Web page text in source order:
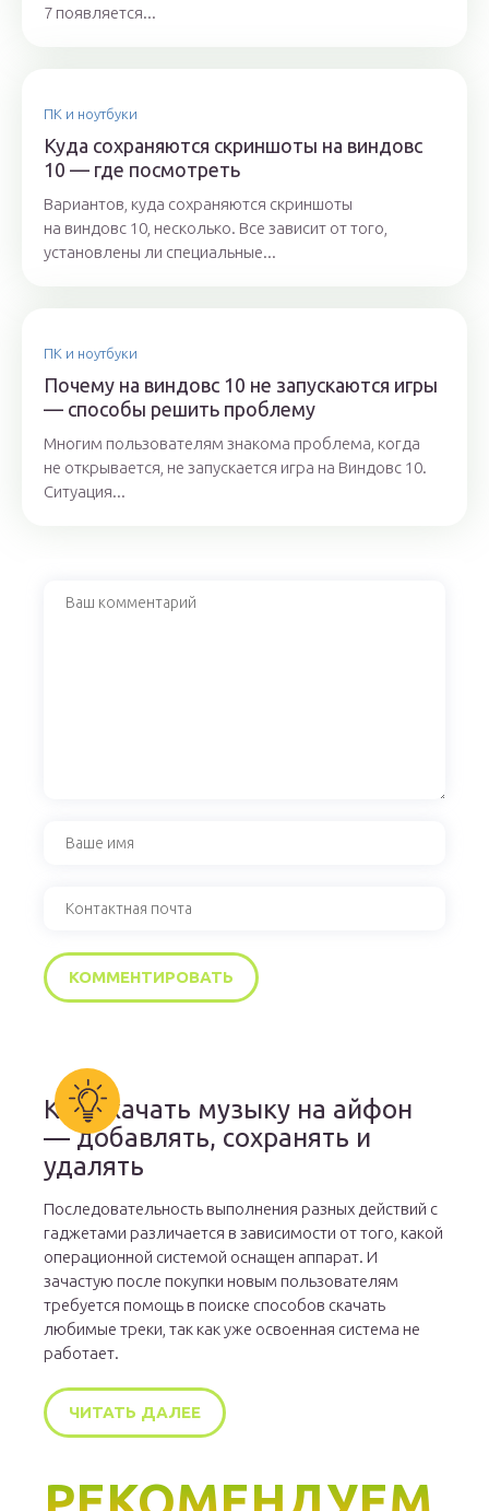
7 появляется...
ПК и ноутбуки
Куда сохраняются скриншоты на виндовс
10 — где посмотреть
Вариантов, куда сохраняются скриншоты
на виндовс 10, несколько. Все зависит от того,
установлены ли специальные...
ПК и ноутбуки
Почему на виндовс 10 не запускаются игры
— способы решить проблему
Многим пользователям знакома проблема, когда
не открывается, не запускается игра на Виндовс 10.
Ситуация...
Как скачать музыку на айфон
— добавлять, сохранять и
удалять
Последовательность выполнения разных действий с
гаджетами различается в зависимости от того, какой
операционной системой оснащен аппарат. И
зачастую после покупки новым пользователям
требуется помощь в поиске способов скачать
любимые треки, так как уже освоенная система не
работает.
ЧИТАТЬ ДАЛЕЕ